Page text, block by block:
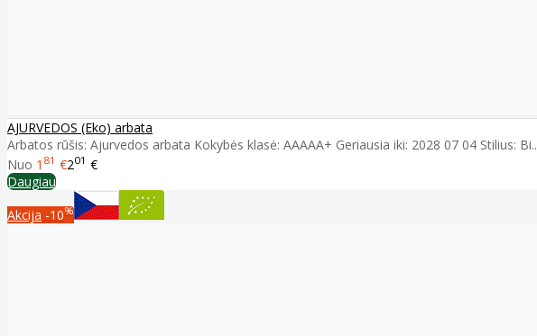
AJURVEDOS (Eko) arbata
Arbatos rūšis: Ajurvedos arbata Kokybės klasė: AAAAA+ Geriausia iki: 2028 07 04 Stilius: Bi..
Nuo 1 81 €201 €
Daugiau
Akcija -10%